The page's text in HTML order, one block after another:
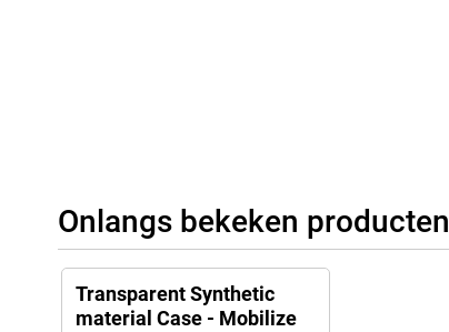
Onlangs bekeken producten
Transparent Synthetic
material Case - Mobilize